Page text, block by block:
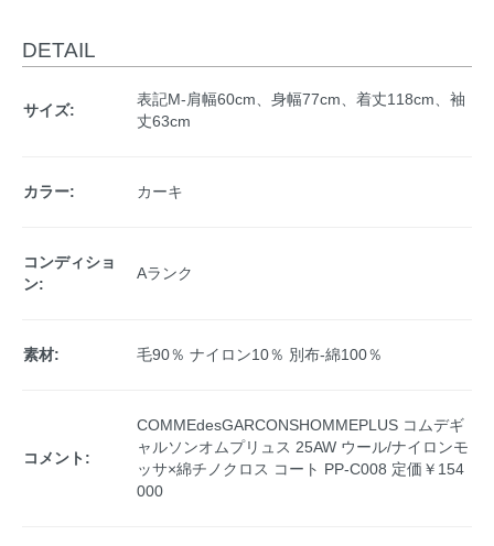
DETAIL
サイズ:
表記M-肩幅60cm、身幅77cm、着丈118cm、袖
丈63cm
カラー: カーキ
コンディショ
ン:
Aランク
素材: 毛90％ ナイロン10％ 別布-綿100％
コメント:
COMMEdesGARCONSHOMMEPLUS コムデギ
ャルソンオムプリュス 25AW ウール/ナイロンモ
ッサ×綿チノクロス コート PP-C008 定価￥154
000